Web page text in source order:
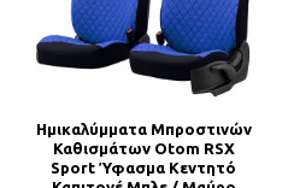
Ημικαλύμματα Μπροστινών
Καθισμάτων Otom RSX
Sport Ύφασμα Κεντητό